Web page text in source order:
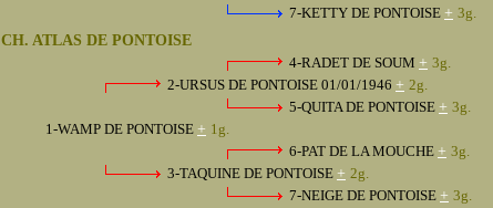
7-KETTY DE PONTOISE + 3g.
CH. ATLAS DE PONTOISE
4-RADET DE SOUM + 3g.
5-QUITA DE PONTOISE + 3g.
6-PAT DE LA MOUCHE + 3g.
7-NEIGE DE PONTOISE + 3g.
2-URSUS DE PONTOISE 01/01/1946 + 2g.
3-TAQUINE DE PONTOISE + 2g.
1-WAMP DE PONTOISE + 1g.